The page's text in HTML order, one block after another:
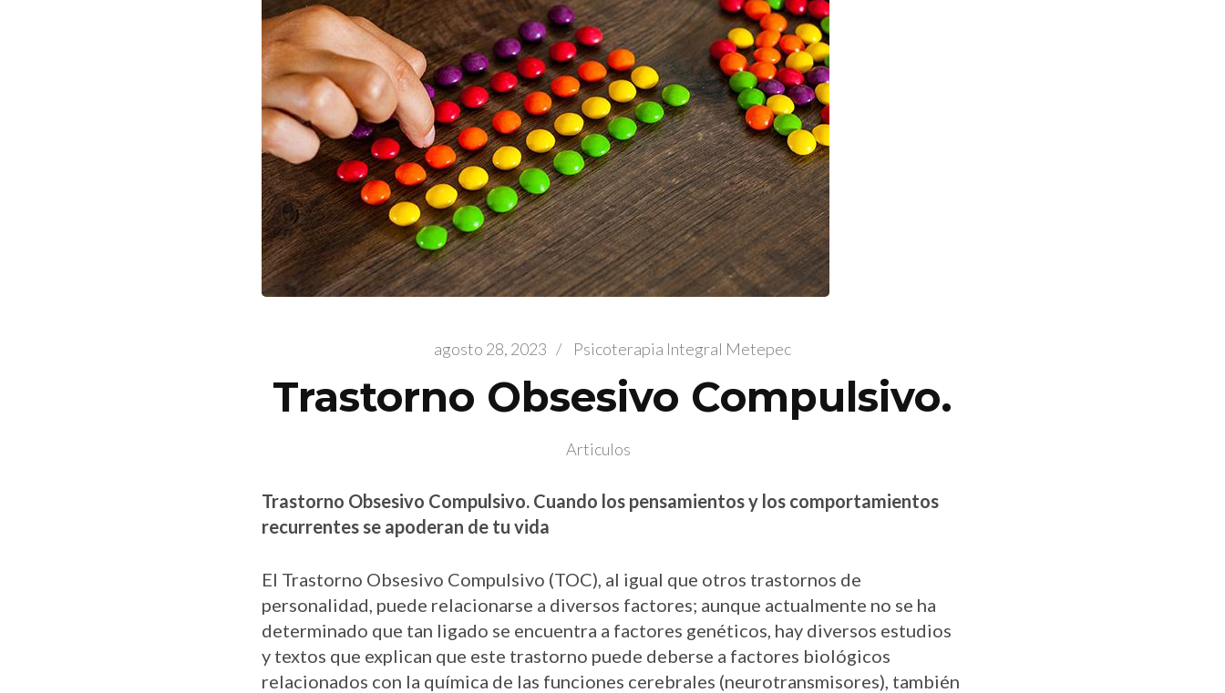
agosto 28, 2023 / Psicoterapia Integral Metepec
Trastorno Obsesivo Compulsivo.
Articulos
Trastorno Obsesivo Compulsivo. Cuando los pensamientos y los comportamientos
recurrentes se apoderan de tu vida
El Trastorno Obsesivo Compulsivo (TOC), al igual que otros trastornos de
personalidad, puede relacionarse a diversos factores; aunque actualmente no se ha
determinado que tan ligado se encuentra a factores genéticos, hay diversos estudios
y textos que explican que este trastorno puede deberse a factores biológicos
relacionados con la química de las funciones cerebrales (neurotransmisores), también